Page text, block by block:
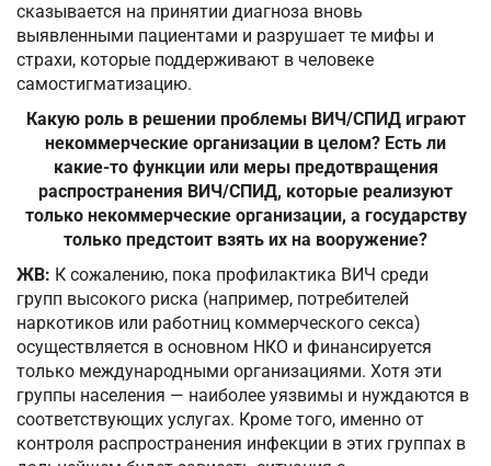
сказывается на принятии диагноза вновь
выявленными пациентами и разрушает те мифы и
страхи, которые поддерживают в человеке
самостигматизацию.
Какую роль в решении проблемы ВИЧ/СПИД играют
некоммерческие организации в целом? Есть ли
какие-то функции или меры предотвращения
распространения ВИЧ/СПИД, которые реализуют
только некоммерческие организации, а государству
только предстоит взять их на вооружение?
ЖВ: К сожалению, пока профилактика ВИЧ среди
групп высокого риска (например, потребителей
наркотиков или работниц коммерческого секса)
осуществляется в основном НКО и финансируется
только международными организациями. Хотя эти
группы населения — наиболее уязвимы и нуждаются в
соответствующих услугах. Кроме того, именно от
контроля распространения инфекции в этих группах в